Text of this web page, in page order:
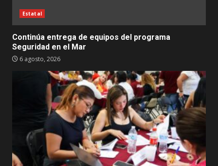
Estatal
Continúa entrega de equipos del programa
Seguridad en el Mar
6 agosto, 2026